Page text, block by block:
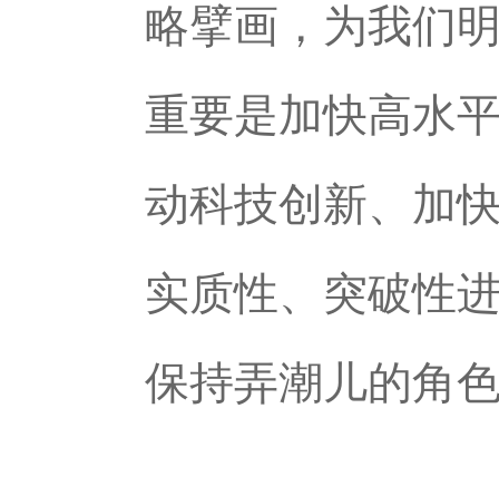
略擘画，为我们
重要是加快高水
动科技创新、加
实质性、突破性
保持弄潮儿的角